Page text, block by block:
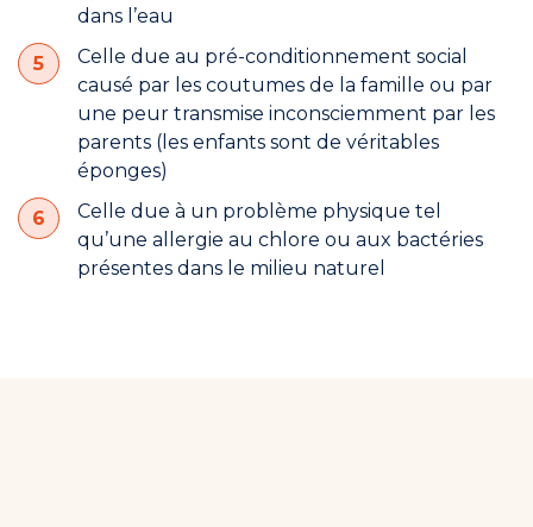
dans l’eau
Celle due au pré-conditionnement social
causé par les coutumes de la famille ou par
une peur transmise inconsciemment par les
parents (les enfants sont de véritables
éponges)
Celle due à un problème physique tel
qu’une allergie au chlore ou aux bactéries
présentes dans le milieu naturel